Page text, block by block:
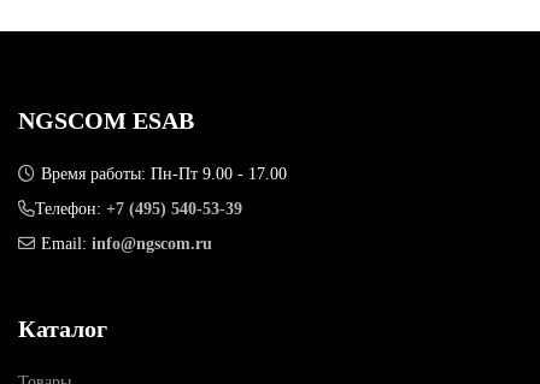
NGSCOM ESAB
Время работы: Пн-Пт 9.00 - 17.00
Телефон: +7 (495) 540-53-39
Email: info@ngscom.ru
Каталог